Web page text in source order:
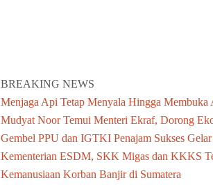
BREAKING NEWS
Menjaga Api Tetap Menyala Hingga Membuka
Mudyat Noor Temui Menteri Ekraf, Dorong
Gembel PPU dan IGTKI Penajam Sukses
Kementerian ESDM, SKK Migas dan KKKS
Kemanusiaan Korban Banjir di Sumatera